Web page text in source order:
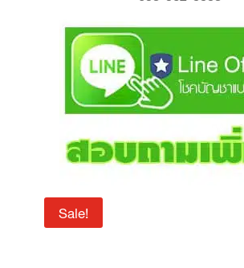
Sale!